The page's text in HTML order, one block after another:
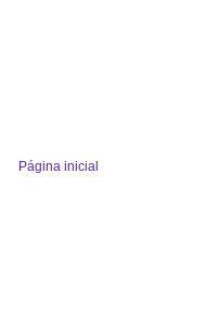
Página inicial